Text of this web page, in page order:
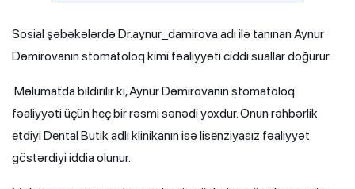
Sosial şəbəkələrdə Dr.aynur_damirova adı ilə tanınan Aynur
Dəmirovanın stomatoloq kimi fəaliyyəti ciddi suallar doğurur.
Məlumatda bildirilir ki, Aynur Dəmirovanın stomatoloq
fəaliyyəti üçün heç bir rəsmi sənədi yoxdur. Onun rəhbərlik
etdiyi Dental Butik adlı klinikanın isə lisenziyasız fəaliyyət
göstərdiyi iddia olunur.